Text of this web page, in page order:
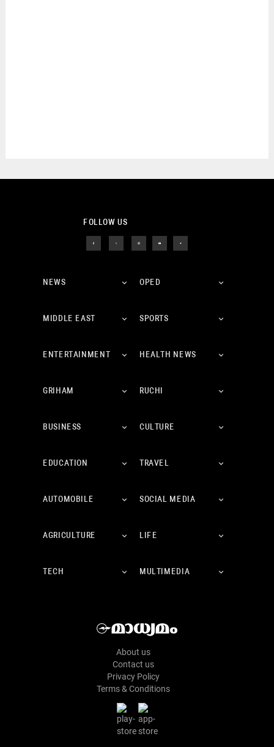
FOLLOW US
NEWS OPED
MIDDLE EAST SPORTS
ENTERTAINMENT HEALTH NEWS
GRIHAM RUCHI
BUSINESS CULTURE
EDUCATION TRAVEL
AUTOMOBILE SOCIAL MEDIA
AGRICULTURE LIFE
TECH MULTIMEDIA
About us
Contact us
Privacy Policy
Terms & Conditions